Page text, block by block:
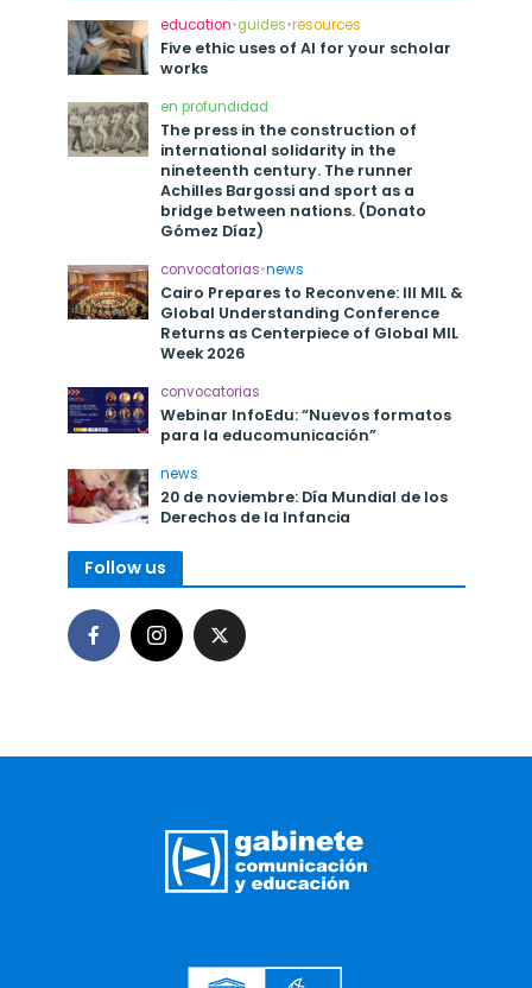
education•guides•resources
Five ethic uses of AI for your scholar
works
en profundidad
The press in the construction of
international solidarity in the
nineteenth century. The runner
Achilles Bargossi and sport as a
bridge between nations. (Donato
Gómez Díaz)
convocatorias•news
Cairo Prepares to Reconvene: III MIL &
Global Understanding Conference
Returns as Centerpiece of Global MIL
Week 2026
convocatorias
Webinar InfoEdu: “Nuevos formatos
para la educomunicación”
news
20 de noviembre: Día Mundial de los
Derechos de la Infancia
Follow us